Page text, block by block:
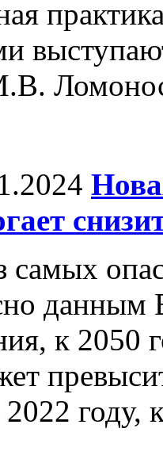
данным
к 2050
году,